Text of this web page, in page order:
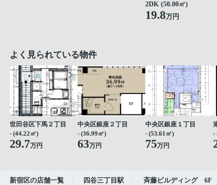
2DK (50.00㎡)
19.8万円
よく見られている物件
世田谷区下馬２丁目
- (44.22㎡)
29.7万円
中央区銀座２丁目
- (36.99㎡)
63万円
中央区銀座１丁目
- (53.61㎡)
75万円
-
新宿区の店舗一覧 四谷三丁目駅 斉藤ビルディング 6F